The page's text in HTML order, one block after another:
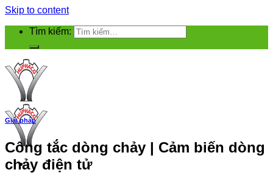
Skip to content
Tìm kiếm:
Giải pháp
Công tắc dòng chảy | Cảm biến dòng
chảy điện tử